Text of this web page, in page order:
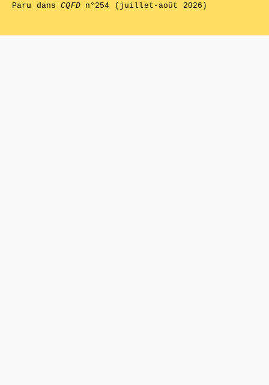
Paru dansCQFDn°254 (juillet-août 2026)